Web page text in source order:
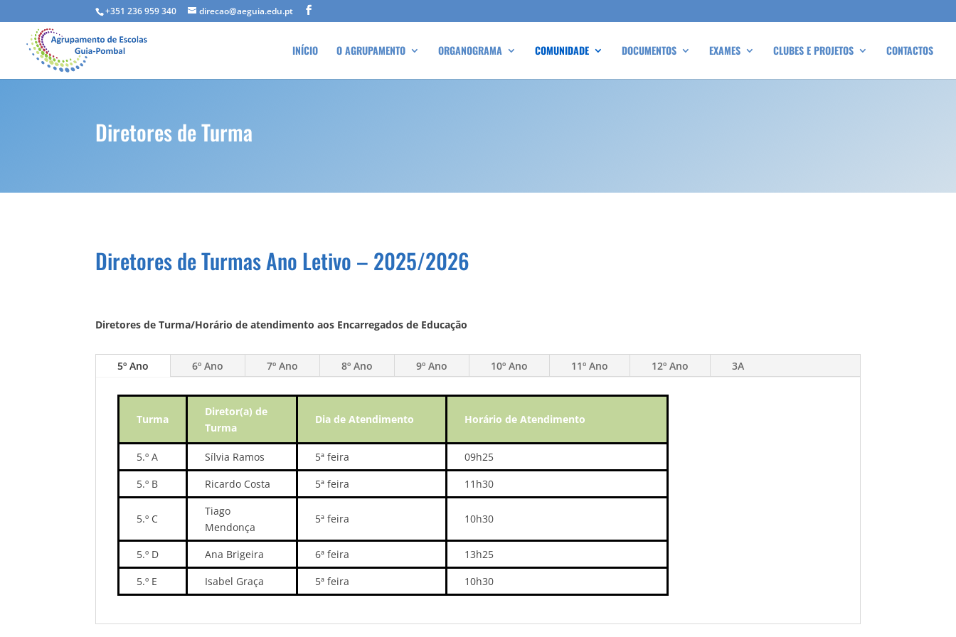
+351 236 959 340 direcao@aeguia.edu.pt
INÍCIO O AGRUPAMENTO ORGANOGRAMA COMUNIDADE DOCUMENTOS EXAMES CLUBES E PROJETOS CONTACTOS
Diretores de Turma
Diretores de Turmas Ano Letivo – 2025/2026
Diretores de Turma/Horário de atendimento aos Encarregados de Educação
5º Ano 6º Ano 7º Ano 8º Ano 9º Ano 10º Ano 11º Ano 12º Ano 3A
Turma
Diretor(a) de
Turma
Dia de Atendimento Horário de Atendimento
5.º A Sílvia Ramos 5ª feira
09h25
5.º B
Ricardo Costa 5ª feira 11h30
5.º C
Tiago
Mendonça
5ª feira 10h30
5.º D Ana Brigeira 6ª feira
13h25
5.º E
Isabel Graça 5ª feira 10h30